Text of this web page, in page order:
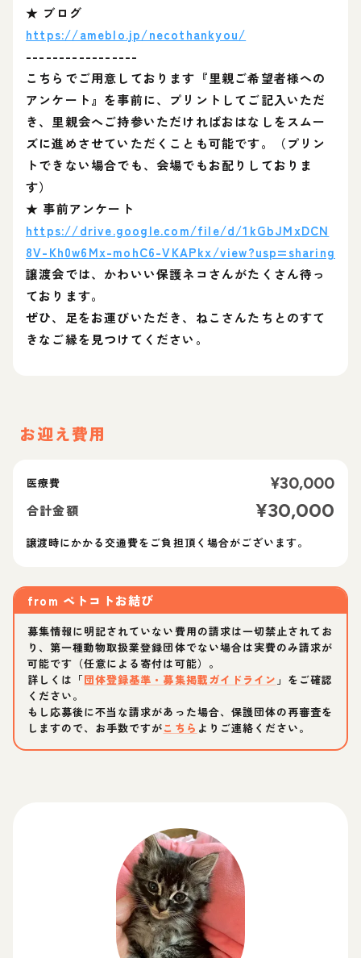
★ ブログ
https://ameblo.jp/necothankyou/
-----------------
こちらでご用意しております『里親ご希望者様への
アンケート』を事前に、プリントしてご記入いただ
き、里親会へご持参いただければおはなしをスムー
ズに進めさせていただくことも可能です。（プリン
トできない場合でも、会場でもお配りしておりま
す）
★ 事前アンケート
https://drive.google.com/file/d/1kGbJMxDCN
8V-Kh0w6Mx-mohC6-VKAPkx/view?usp=sharing
譲渡会では、かわいい保護ネコさんがたくさん待っ
ております。
ぜひ、足をお運びいただき、ねこさんたちとのすて
きなご縁を見つけてください。
お迎え費用
医療費 ¥30,000
合計金額 ¥30,000
譲渡時にかかる交通費をご負担頂く場合がございます。
from ペトコトお結び
募集情報に明記されていない費用の請求は一切禁止されてお
り、第一種動物取扱業登録団体でない場合は実費のみ請求が
可能です（任意による寄付は可能）。
詳しくは「団体登録基準・募集掲載ガイドライン 」をご確認
ください。
もし応募後に不当な請求があった場合、保護団体の再審査を
しますので、お手数ですがこちら よりご連絡ください。